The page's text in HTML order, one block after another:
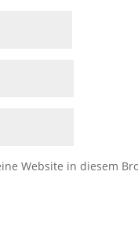
Website in diesem